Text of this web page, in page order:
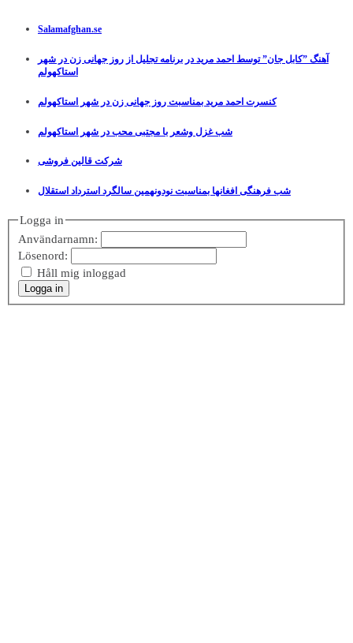
Salamafghan.se
آهنگ ”کابل جان” توسط احمد مرید در برنامه تجلیل از روز جهانی زن در شهر
استاکهولم
کنسرت احمد مرید بمناسبت روز جهانی زن در شهر استاکهولم
شب غزل وشعر با مجتبی محب در شهر استاکهولم
شرکت قالین فروشی
شب فرهنگی افغانها بمناسبت نودونهمین سالگرد استرداد استقلال
Logga in
Användarnamn:
Lösenord:
Håll mig inloggad
Logga in